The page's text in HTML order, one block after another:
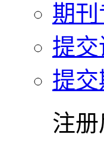
期
提
提交
注